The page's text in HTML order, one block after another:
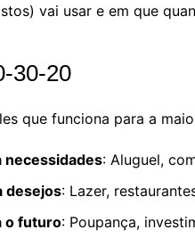
vai usar e em que
30-20
que funciona para a
necessidades: Aluguel,
desejos: Lazer,
o futuro: Poupança,